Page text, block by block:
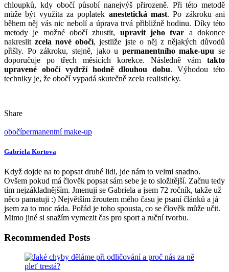
Permanentní makeup
Ten se netýká pouze obočí, ale také očních linek či rtů. Jak ulehnete,
tak také vstanete bez nutností se nějak výrazně líčit. Navíc stejně
poslední dobou letípřirozený make-up, který pouze podtrhne
přirozenou krásu. Abyste s permanentním make-upem nešláply
vedle, je vhodné se obrátit na profesionály, kteří už mají v tomto
ohledu něco za sebou. Nemalou roli hraje správný tvar i zvolená
. Společenské a pracovní nároky se neustále zvyšují a většina
každodenní zkrášlování
Proto jepermanentní make-up
upraveně. Do této úpravy patří i zmiňované obočí. Navíc některým
ženám z různých důvodů, může obočí v určitých místech i chybět.
Barvuje nutné vybrat tak, aby vypadala přirozeně.
obočí
se nemusí vždy optimálně hodit pro daný typ obličeje. U
permanentního make-upu se často zvedají koncové chloupky
nahoru.Obličej se tak stává více svěží a mladší.
Pérová metoda
šetrnou apřirozenou aplikaci pigmentu
může být využita za poplatekanestetická mast. Po zákroku ani
během něj vás nic nebolí a úprava trvá přibližně hodinu. Díky této